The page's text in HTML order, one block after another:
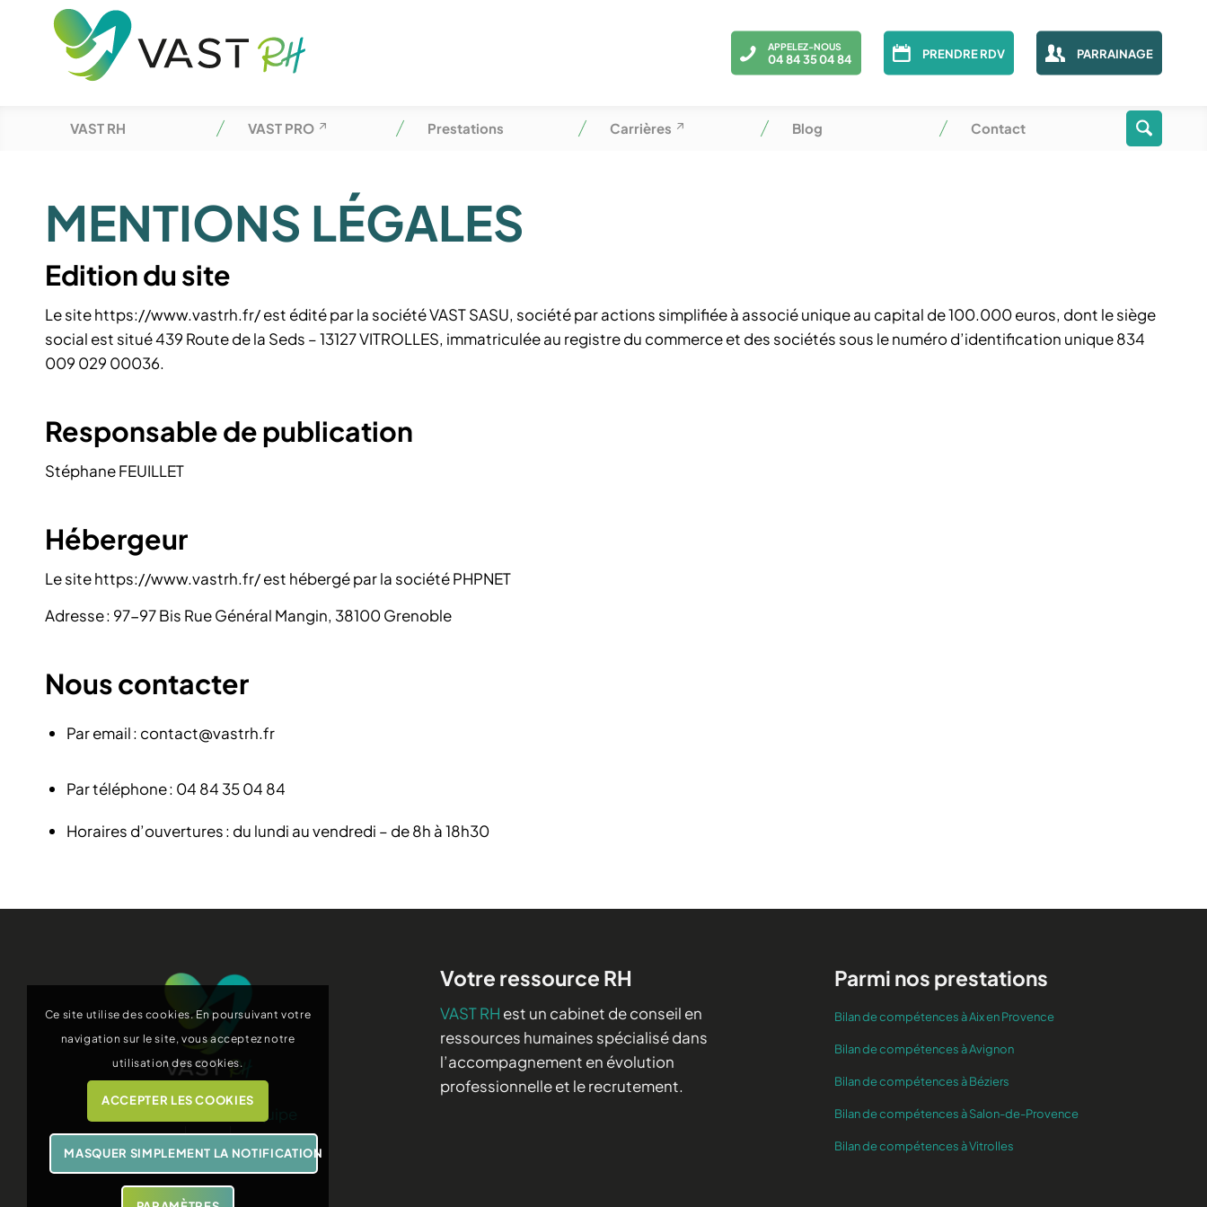
APPELEZ-NOUS
04 84 35 04 84 PRENDRE RDV PARRAINAGE
VAST RH VAST PRO Prestations Carrières Blog Contact
MENTIONS LÉGALES
Edition du site
Le site https://www.vastrh.fr/ est édité par la société VAST SASU, société par actions simplifiée à associé unique au capital de 100.000 euros, dont le siège
social est situé 439 Route de la Seds – 13127 VITROLLES, immatriculée au registre du commerce et des sociétés sous le numéro d’identification unique 834
009 029 00036.
Responsable de publication
Stéphane FEUILLET
Hébergeur
Le site https://www.vastrh.fr/ est hébergé par la société PHPNET
Adresse : 97-97 Bis Rue Général Mangin, 38100 Grenoble
Nous contacter
Par email : contact@vastrh.fr
Par téléphone : 04 84 35 04 84
Horaires d’ouvertures : du lundi au vendredi – de 8h à 18h30
Rencontrez notre équipe
Votre ressource RH
VAST RH est un cabinet de conseil en
ressources humaines spécialisé dans
l’accompagnement en évolution
professionnelle et le recrutement.
Parmi nos prestations
Bilan de compétences à Aix en Provence
Bilan de compétences à Avignon
Bilan de compétences à Béziers
Bilan de compétences à Salon-de-Provence
Bilan de compétences à Vitrolles
Ce site utilise des cookies. En poursuivant votre
navigation sur le site, vous acceptez notre
utilisation des cookies.
ACCEPTER LES COOKIES
MASQUER SIMPLEMENT LA NOTIFICATION